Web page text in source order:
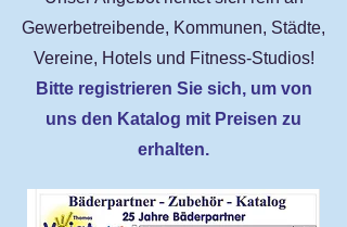
Gewerbetreibende, Kommunen, Städte,
Vereine, Hotels und Fitness-Studios!
Bitte registrieren Sie sich, um von
uns den Katalog mit Preisen zu
erhalten.